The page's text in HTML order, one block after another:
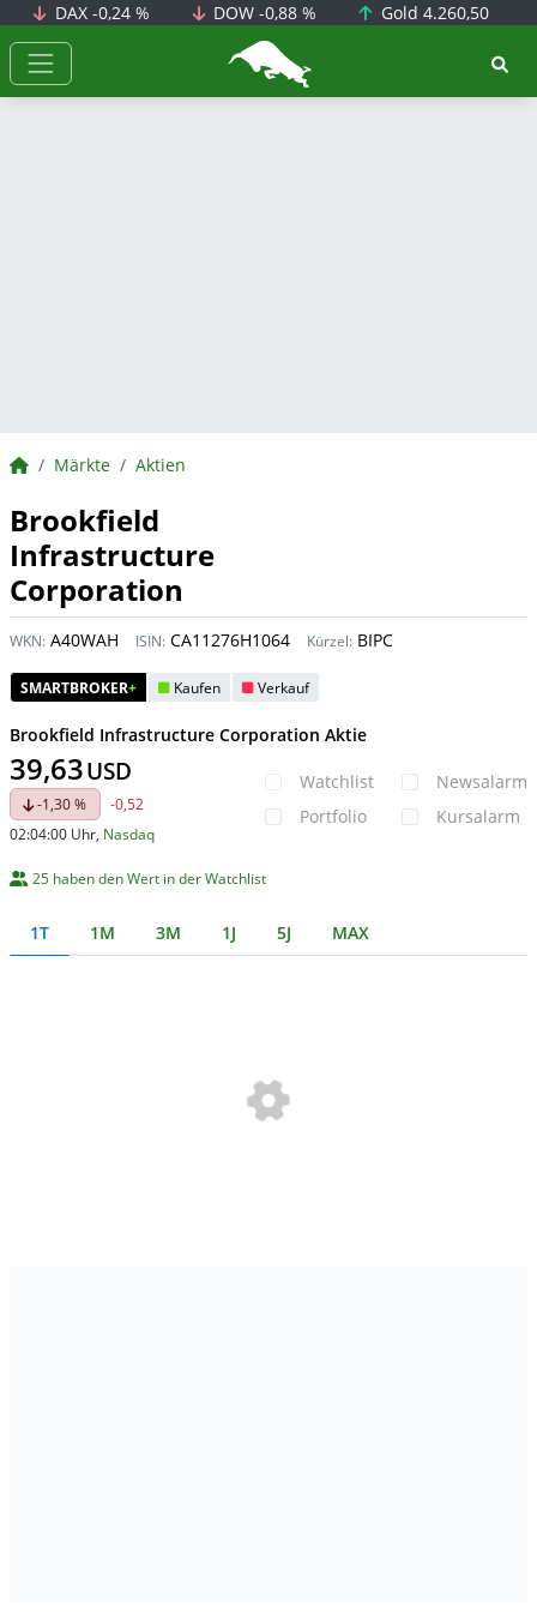
DAX -0,24 % DOW-0,88 % Gold 4.260,50
BörsenNEWS.de
BörsenNEWS.de
Märkte Aktien
Brookfield
Infrastructure
Corporation
WKN: A40WAH ISIN: CA11276H1064 Kürzel: BIPC
SMARTBROKER+ Kaufen Verkauf
Brookfield Infrastructure Corporation Aktie
39,63USD
-1,30 %
-0,52
02:04:00 Uhr, Nasdaq
Watchlist
Portfolio
Newsalarm
Kursalarm
25 haben den Wert in der Watchlist
1T 1M 3M 1J 5J MAX